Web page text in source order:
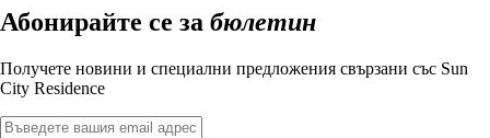
Абонирайте се за бюлетин
Получете новини и специални предложения свързани със Sun
City Residence